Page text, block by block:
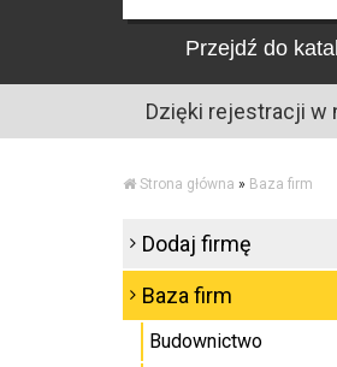
Przejdź do
Dzięki rejestracji w
Strona główna » Baza firm
Dodaj firmę
Baza firm
Budownictwo